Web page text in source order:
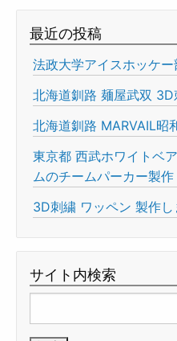
最近の投稿
法政大学アイスホッケ
北海道釧路 麺屋武双
北海道釧路 MARVAIL昭
東京都 西武ホワイトベ
ムのチームパーカー製作
3D刺繍 ワッペン 製作し
サイト内検索
索: